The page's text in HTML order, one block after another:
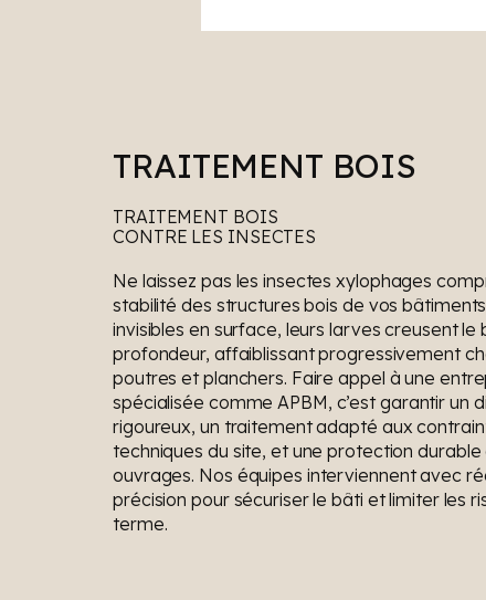
TRAITEMENT BOIS
TRAITEMENT BOIS
CONTRE LES INSECTES
Ne laissez pas les insectes xylophages
stabilité des structures bois de vos
invisibles en surface, leurs larves creusent le
profondeur, affaiblissant progressivement
poutres et planchers. Faire appel à une
spécialisée comme APBM, c’est garantir un
rigoureux, un traitement adapté aux
techniques du site, et une protection durable
ouvrages. Nos équipes interviennent avec
précision pour sécuriser le bâti et limiter les
terme.